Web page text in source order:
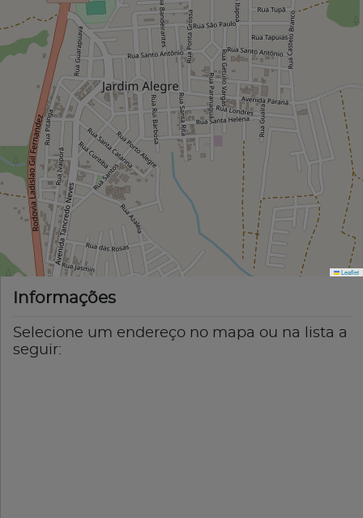
Leaflet
Informações
Selecione um endereço no mapa ou na lista a
seguir: